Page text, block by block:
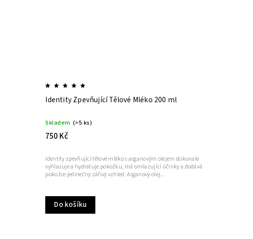
Identity Zpevňující Tělové Mléko 200 ml
Skladem (>5 ks)
750 Kč
Do košíku
Identity zpevňující tělové mléko s arganovým olejem dokonale
vyhlazuje a hydratuje pokožku, má omlazující účinky a dodává
pokožce jedinečný zářivý vzhled. Arganový olej...